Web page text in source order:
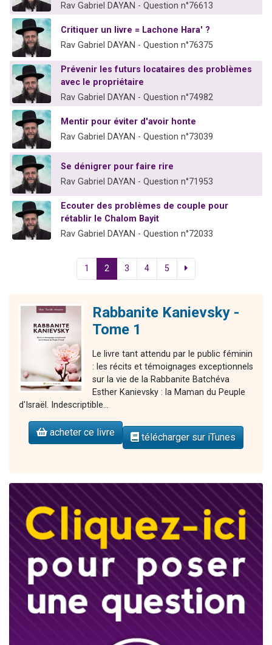
Rav Gabriel DAYAN - Question n°76613
Critiquer un livre = Lachone Hara' ?
Rav Gabriel DAYAN - Question n°76375
Prévenir les futurs locataires des problèmes
avec le propriétaire
Rav Gabriel DAYAN - Question n°74982
Mentir pour éviter d'avoir honte
Rav Gabriel DAYAN - Question n°73039
Se dénigrer pour faire rire
Rav Gabriel DAYAN - Question n°71953
Ecouter des problèmes de couple pour
rétablir le Chalom Bayit
Rav Gabriel DAYAN - Question n°72033
1 2 3 4 5
Rabbanite Kanievsky -
Tome 1
Le livre tant attendu par le public féminin
: les récits et témoignages exceptionnels
sur la vie de la Rabbanite Batchéva
Esther Kanievsky : la Maman du Peuple
d'Israël. Indescriptible...
acheter ce livre télécharger sur iTunes